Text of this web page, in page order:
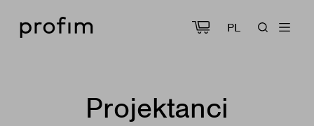
PL
Projektanci